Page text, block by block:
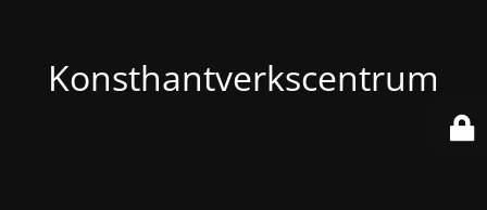
Konsthantverkscentrum